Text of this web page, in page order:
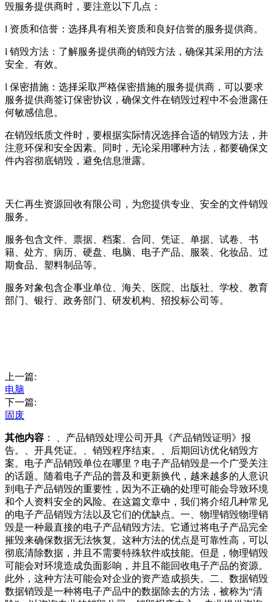
毁服务提供商时，要注意以下几点：
l 资质和信誉：选择具有相关资质和良好信誉的服务提供商。
l 销毁方法：了解服务提供商的销毁方法，确保其采用的方法
安全、有效。
l 保密措施：选择采取严格保密措施的服务提供商，可以要求
服务提供商签订保密协议，确保文件在销毁过程中不会泄露任
何敏感信息。
在销毁纸质文件时，要根据实际情况选择合适的销毁方法，并
注意环保和安全因素。同时，无论采用哪种方法，都要确保文
件内容彻底销毁，避免信息泄露。
天仁再生资源回收有限公司，为您提供专业、安全的文件销毁
服务。
服务包含文件、票据、档案、合同、凭证、单据、试卷、书
籍、处方、病历、硬盘、电脑、电子产品、服装、化妆品、过
期食品、塑料制品等。
服务对象包含企事业单位、海关、医院、出版社、学校、教育
部门、银行、政务部门、研发机构、招投标公司等。
上一篇:
电脑
下一篇:
固废
其他内容 ： 、产品销毁处理公司开具《产品销毁证明》报
告。、开具凭证。、销毁程序结束。、后期回访优化销毁方
案。电子产品销毁单位在哪里？电子产品销毁是一个广受关注
的话题。随着电子产品的普及和更新换代，越来越多的人意识
到电子产品销毁的重要性，因为不正确的处理可能会导致环境
和个人资料安全的风险。在这篇文章中，我们将介绍几种常见
的电子产品销毁方法以及它们的优缺点。一、物理销毁物理销
毁是一种最直接的电子产品销毁方法。它通过将电子产品完全
摧毁来确保数据无法恢复。这种方法的优点是可靠性高，可以
彻底清除数据，并且不需要特殊软件或技能。但是，物理销毁
可能会对环境造成负面影响，并且不能回收电子产品的资源。
此外，这种方法可能会对企业的资产造成损失。二、数据销毁
数据销毁是一种将电子产品中的数据除去的方法，被称为“清